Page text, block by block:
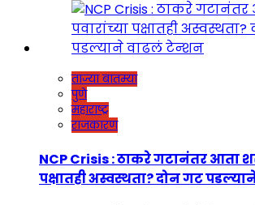
ताज्या बातम्या
पुणे
महाराष्ट्र
राजकारण
NCP Crisis : ठाकरे गटानंतर आता
पक्षातही अस्वस्थता? दोन गट